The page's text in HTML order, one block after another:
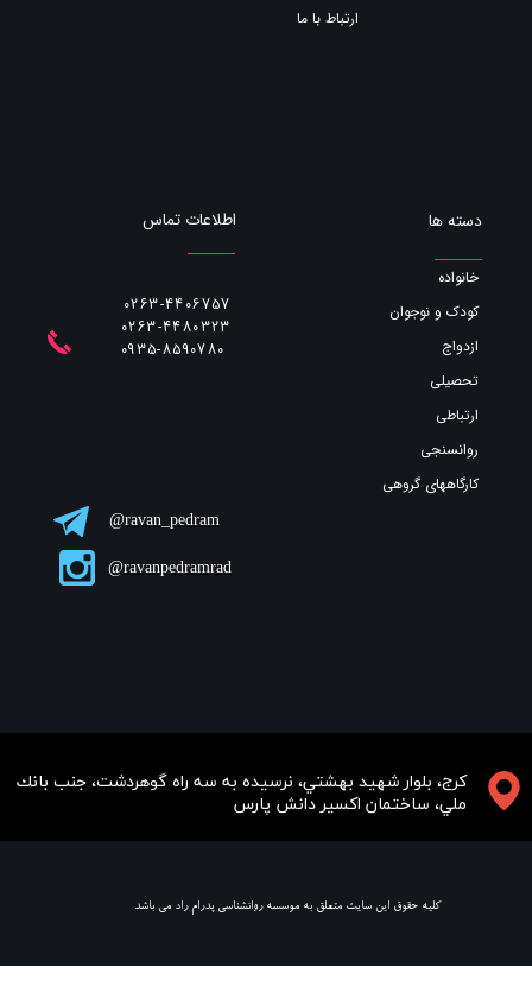
​​​كرج، بلوار شهيد بهشتي، نرسيده به سه راه گوهردشت، جنب بانك
ملي، ساختمان اكسير دانش پارس
خانواده
کودک و نوجوان
ازدواج
تحصیلی
ارتباطی
روانسنجی
کارگاههای گروهی
دسته ها اطلاعات تماس
0263-4406757
0263-4480323
ravan_pedram@
ravanpedramrad@
​ كليه حقوق اين سايت متعلق به موسسه روانشناسي پدرام راد مي باشد
ارتباط با ما